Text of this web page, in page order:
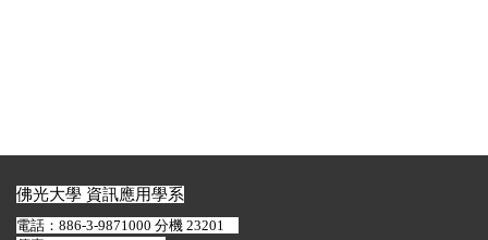
佛光大學 資訊應用學系
電話：886-3-9871000 分機 23201